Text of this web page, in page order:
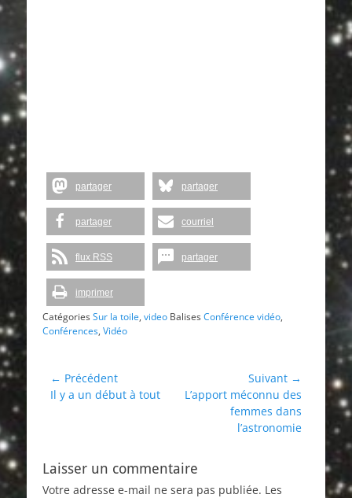
partager partager
partager courriel
flux RSS partager
imprimer
CatégoriesSur la toile, video BalisesConférence vidéo,
Conférences, Vidéo
Navigation
de
← Précédent
Article
Il y a un début à tout
Suivant →
Article
L’apport méconnu des
femmes dans
l’astronomie
Laisser un commentaire
Votre adresse e-mail ne sera pas publiée. Les